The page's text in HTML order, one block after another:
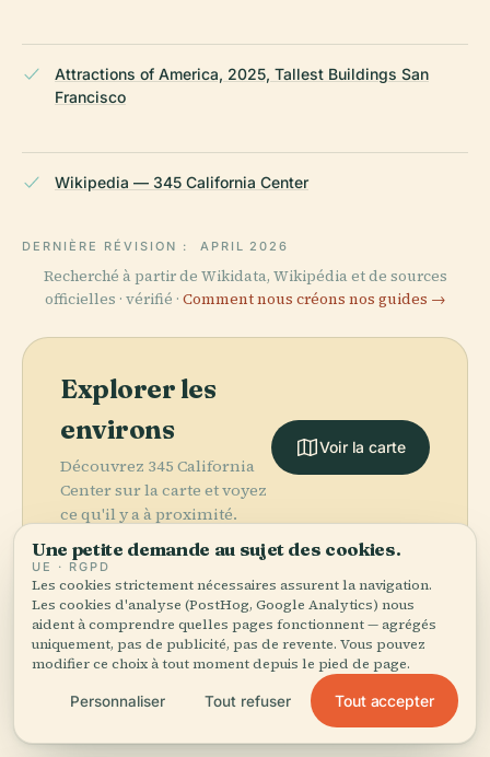
Attractions of America, 2025, Tallest Buildings San
Francisco
Wikipedia — 345 California Center
DERNIÈRE RÉVISION : APRIL 2026
Recherché à partir de Wikidata, Wikipédia et de sources
officielles · vérifié · Comment nous créons nos guides →
Explorer les
environs
Découvrez 345 California
Center sur la carte et voyez
ce qu'il y a à proximité.
Voir la carte
More inSan Francisco.
387 lieux à découvrir — quelques-uns à associer.
PLACE
Gate
PLACE
Pier 39
PLACE
Moderne de
PLACE
Parc du Golden
Une petite demande au sujet des cookies.
UE · RGPD
Les cookies strictement nécessaires assurent la navigation.
Les cookies d'analyse (PostHog, Google Analytics) nous
aident à comprendre quelles pages fonctionnent — agrégés
uniquement, pas de publicité, pas de revente. Vous pouvez
modifier ce choix à tout moment depuis le pied de page.
Personnaliser Tout refuser Tout accepter